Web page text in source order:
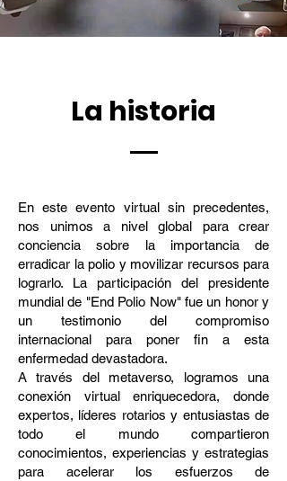
La historia
En este evento virtual sin precedentes,
nos unimos a nivel global para crear
conciencia sobre la importancia de
erradicar la polio y movilizar recursos para
lograrlo. La participación del presidente
mundial de "End Polio Now" fue un honor y
un testimonio del compromiso
internacional para poner fin a esta
enfermedad devastadora.
A través del metaverso, logramos una
conexión virtual enriquecedora, donde
expertos, líderes rotarios y entusiastas de
todo el mundo compartieron
conocimientos, experiencias y estrategias
para acelerar los esfuerzos de